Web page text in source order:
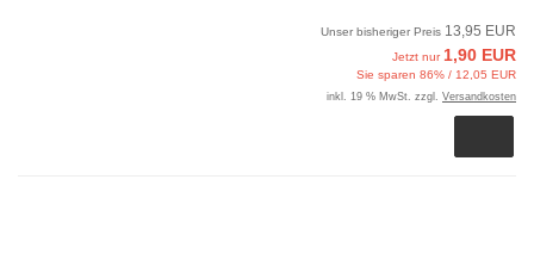
Unser bisheriger Preis 13,95 EUR
Jetzt nur 1,90 EUR
Sie sparen 86% / 12,05 EUR
inkl. 19 % MwSt. zzgl. Versandkosten